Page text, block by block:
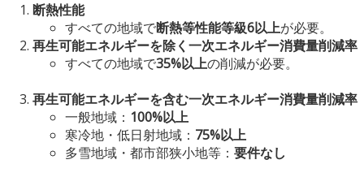
断熱性能
すべての地域で断熱等性能等級6以上が必要。
再生可能エネルギーを除く一次エネルギー消費量削減率
すべての地域で35%以上の削減が必要。
再生可能エネルギーを含む一次エネルギー消費量削減率
一般地域： 100%以上
寒冷地・低日射地域： 75%以上
多雪地域・都市部狭小地等： 要件なし